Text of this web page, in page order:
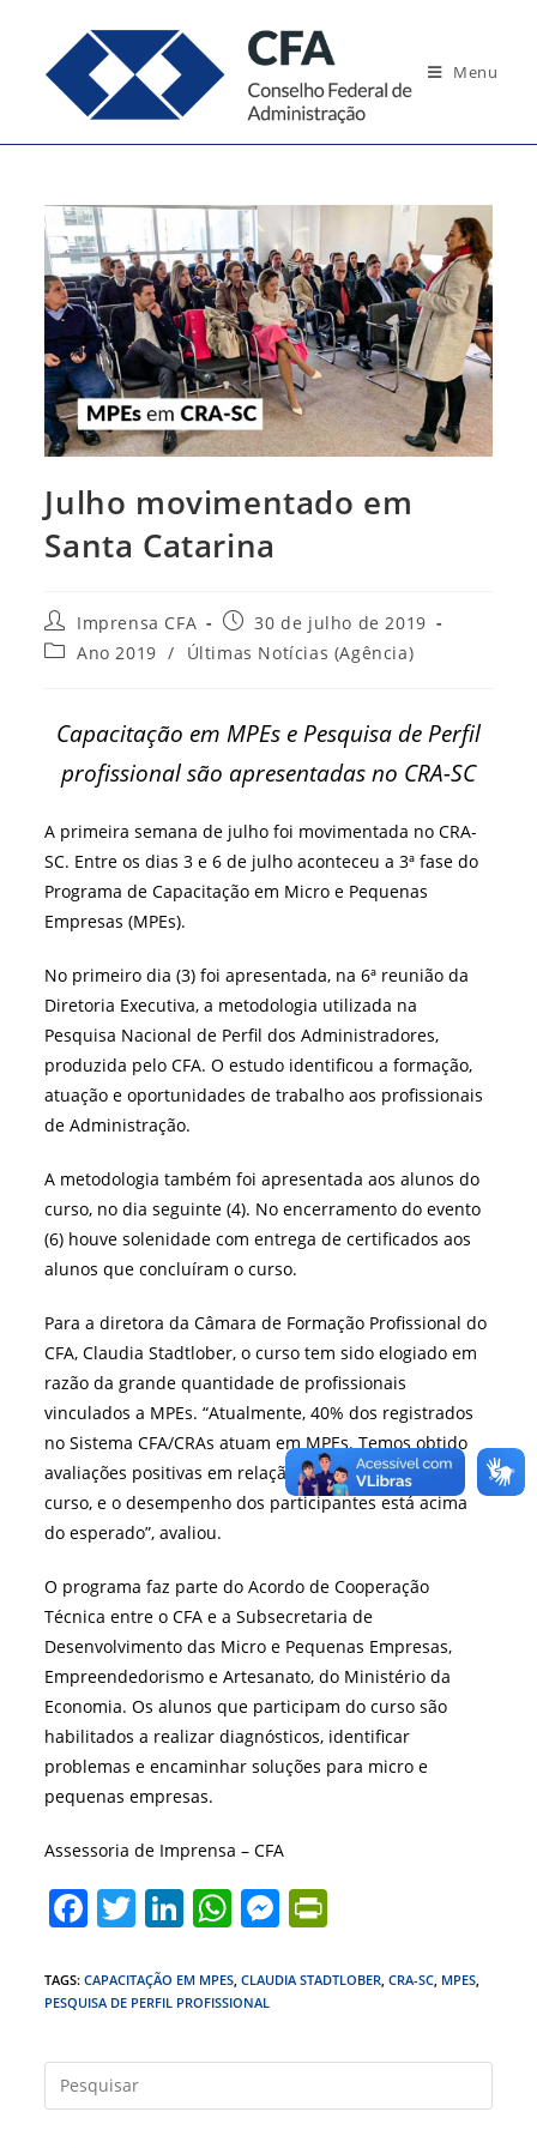
conteúdo
Menu
Julho movimentado em
Santa Catarina
Autor
do
post:
Imprensa CFA
Post
publicado:
30 de julho de 2019
Categoria
Ano 2019 / Últimas Notícias (Agência)
Capacitação em MPEs e Pesquisa de Perfil
profissional são apresentadas no CRA-SC
A primeira semana de julho foi movimentada no CRA-
SC. Entre os dias 3 e 6 de julho aconteceu a 3ª fase do
Programa de Capacitação em Micro e Pequenas
Empresas (MPEs).
No primeiro dia (3) foi apresentada, na 6ª reunião da
Diretoria Executiva, a metodologia utilizada na
Pesquisa Nacional de Perfil dos Administradores,
produzida pelo CFA. O estudo identificou a formação,
atuação e oportunidades de trabalho aos profissionais
de Administração.
A metodologia também foi apresentada aos alunos do
curso, no dia seguinte (4). No encerramento do evento
(6) houve solenidade com entrega de certificados aos
alunos que concluíram o curso.
Para a diretora da Câmara de Formação Profissional do
CFA, Claudia Stadtlober, o curso tem sido elogiado em
razão da grande quantidade de profissionais
vinculados a MPEs.“Atualmente, 40% dos registrados
no Sistema CFA/CRAs atuam em MPEs. Temos obtido
avaliações positivas em relação às metodologias do
curso, e o desempenho dos participantes está acima
do esperado”, avaliou.
O programa faz parte do Acordo de Cooperação
Técnica entre o CFA e a Subsecretaria de
Desenvolvimento das Micro e Pequenas Empresas,
Empreendedorismo e Artesanato, do Ministério da
Economia. Os alunos que participam do curso são
habilitados a realizar diagnósticos, identificar
problemas e encaminhar soluções para micro e
pequenas empresas.
Assessoria de Imprensa – CFA
F
c
e
b
o
T
itt
er
Li
k
e
dI
n
W
at
s
A
p
M
ss
n
g
tF
e
n
TAGS:CAPACITAÇÃO EM MPES CLAUDIA STADTLOBER CRA-SC MPES
PESQUISA DE PERFIL PROFISSIONAL
a